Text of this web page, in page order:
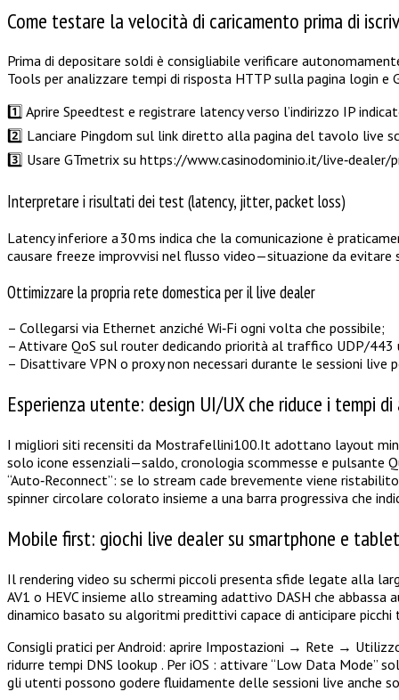
Come testare la velocità di caricamento prima di
Prima di depositare soldi è consigliabile verificare
Tools per analizzare tempi di risposta HTTP sulla pagina login e
1️⃣ Aprire Speedtest e registrare latency verso l’indirizzo IP
2️⃣ Lanciare Pingdom sul link diretto alla pagina del tavolo live
3️⃣ Usare GTmetrix su https://www.casinodominio.it/
Interpretare i risultati dei test (latency, jitter, packet loss)
Latency inferiore a 30 ms indica che la comunicazione è
causare freeze improvvisi nel flusso video—situazione da
Ottimizzare la propria rete domestica per il live dealer
– Collegarsi via Ethernet anziché Wi‑Fi ogni volta che possibile;
– Attivare QoS sul router dedicando priorità al traffico UDP/443
– Disattivare VPN o proxy non necessari durante le sessioni
Esperienza utente: design UI/UX che riduce i tempi
I migliori siti recensiti da Mostrafellini100.It adottano layout
solo icone essenziali—saldo, cronologia scommesse e pulsante
“Auto‑Reconnect”: se lo stream cade brevemente viene
spinner circolare colorato insieme a una barra progressiva che
Mobile first: giochi live dealer su smartphone e
Il rendering video su schermi piccoli presenta sfide legate alla
AV1 o HEVC insieme allo streaming adattivo DASH che
dinamico basato su algoritmi predittivi capace di anticipare
Consigli pratici per Android: aprire Impostazioni → Rete →
ridurre tempi DNS lookup . Per iOS : attivare “Low Data Mode”
gli utenti possono godere fluidamente delle sessioni live anche